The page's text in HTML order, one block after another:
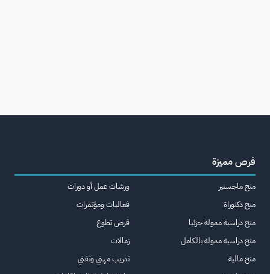
فرص مميزة
منح ماجستير
منح دكتوراة
منح دراسية ممولة جزئيا
منح دراسية ممولة بالكامل
منح مالية
ورشات عمل أو دورات
فعاليات ومؤتمرات
فرص تطوع
زمالات
تدريب مهني وتقني